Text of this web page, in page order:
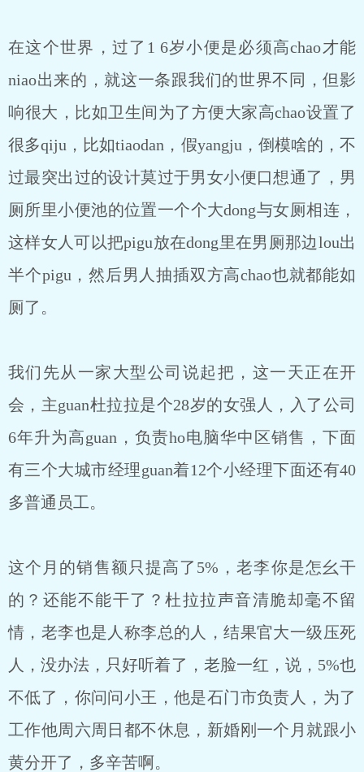
在这个世界，过了1 6岁小便是必须高chao才能
niao出来的，就这一条跟我们的世界不同，但影
响很大，比如卫生间为了方便大家高chao设置了
很多qiju，比如tiaodan，假yangju，倒模啥的，不
过最突出过的设计莫过于男女小便口想通了，男
厕所里小便池的位置一个个大dong与女厕相连，
这样女人可以把pigu放在dong里在男厕那边lou出
半个pigu，然后男人抽插双方高chao也就都能如
厕了。
我们先从一家大型公司说起把，这一天正在开
会，主guan杜拉拉是个28岁的女强人，入了公司
6年升为高guan，负责ho电脑华中区销售，下面
有三个大城市经理guan着12个小经理下面还有40
多普通员工。
这个月的销售额只提高了5%，老李你是怎幺干
的？还能不能干了？杜拉拉声音清脆却毫不留
情，老李也是人称李总的人，结果官大一级压死
人，没办法，只好听着了，老脸一红，说，5%也
不低了，你问问小王，他是石门市负责人，为了
工作他周六周日都不休息，新婚刚一个月就跟小
黄分开了，多辛苦啊。